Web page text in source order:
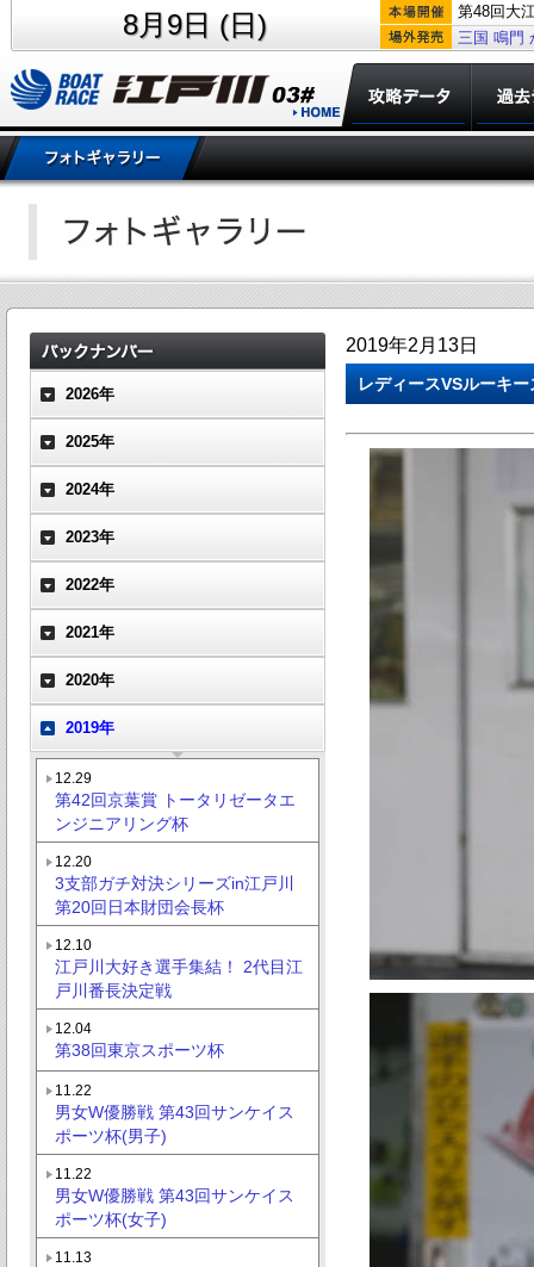
8月9日 (日)
第48回大
三国 鳴門
2026年
2025年
2024年
2023年
2022年
2021年
2020年
2019年
12.29
第42回京葉賞 トータリゼータエ
ンジニアリング杯
12.20
3支部ガチ対決シリーズin江戸川
第20回日本財団会長杯
12.10
江戸川大好き選手集結！ 2代目江
戸川番長決定戦
12.04
第38回東京スポーツ杯
11.22
男女W優勝戦 第43回サンケイス
ポーツ杯(男子)
11.22
男女W優勝戦 第43回サンケイス
ポーツ杯(女子)
11.13
2019年2月13日
レディースVSルーキ